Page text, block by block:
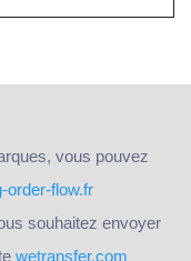
vous pouvez
order-flow.fr
souhaitez envoyer
wetransfer.com